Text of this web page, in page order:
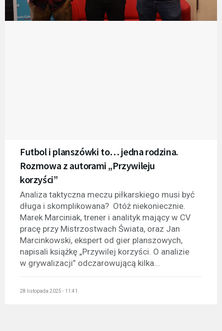
Futbol i planszówki to… jedna rodzina.
Rozmowa z autorami „Przywileju
korzyści”
Analiza taktyczna meczu piłkarskiego musi być
długa i skomplikowana? Otóż niekoniecznie.
Marek Marciniak, trener i analityk mający w CV
pracę przy Mistrzostwach Świata, oraz Jan
Marcinkowski, ekspert od gier planszowych,
napisali książkę „Przywilej korzyści. O analizie
w grywalizacji” odczarowującą kilka...
28 listopada 2025 - 11:41